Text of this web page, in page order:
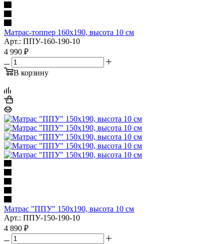
Матрас-топпер 160x190, высота 10 см
Арт.: ППУ-160-190-10
4 990 ₽
В корзину
Матрас "ППУ" 150x190, высота 10 см
Арт.: ППУ-150-190-10
4 890 ₽